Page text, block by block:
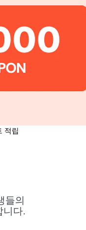
적립
들의
니다.